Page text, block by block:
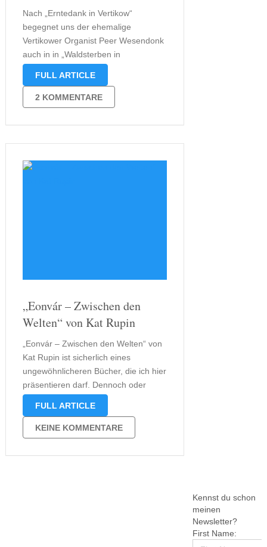
Nach „Erntedank in Vertikow“
begegnet uns der ehemalige
Vertikower Organist Peer Wesendonk
auch in in „Waldsterben in
Vertikow“ wieder als Ersatzdetektiv.
beobachteter Mord, handelt es sich
dieses Mal eher um ein
Wirtschaftsdelikt. Zumindest auf den
FULL ARTICLE
2 KOMMENTARE
„Eonvár – Zwischen den
Welten“ von Kat Rupin
„Eonvár – Zwischen den Welten“ von
Kat Rupin ist sicherlich eines
ungewöhnlicheren Bücher, die ich hier
präsentieren darf. Dennoch oder
vielleicht gerade dessen freue ich
Normalerweise lese ich eher selten
Fantasybücher und wenn doch, dann
müssen es menschliche Figuren
FULL ARTICLE
KEINE KOMMENTARE
Kennst du schon
meinen
Newsletter?
First Name: